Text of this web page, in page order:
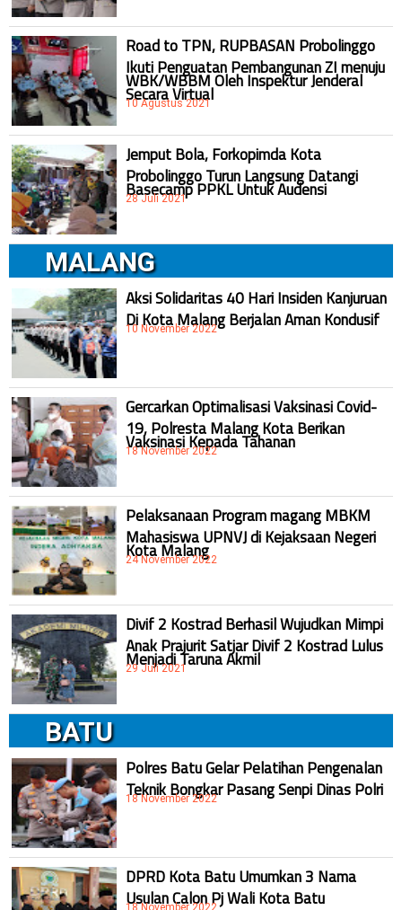
Road to TPN, RUPBASAN Probolinggo
Ikuti Penguatan Pembangunan ZI menuju
WBK/WBBM Oleh Inspektur Jenderal
Secara Virtual
10 Agustus 2021
Jemput Bola, Forkopimda Kota
Probolinggo Turun Langsung Datangi
Basecamp PPKL Untuk Audensi
28 Juli 2021
MALANG
Aksi Solidaritas 40 Hari Insiden Kanjuruan
Di Kota Malang Berjalan Aman Kondusif
10 November 2022
Gercarkan Optimalisasi Vaksinasi Covid-
19, Polresta Malang Kota Berikan
Vaksinasi Kepada Tahanan
18 November 2022
Pelaksanaan Program magang MBKM
Mahasiswa UPNVJ di Kejaksaan Negeri
Kota Malang
24 November 2022
Divif 2 Kostrad Berhasil Wujudkan Mimpi
Anak Prajurit Satjar Divif 2 Kostrad Lulus
Menjadi Taruna Akmil
29 Juli 2021
BATU
Polres Batu Gelar Pelatihan Pengenalan
Teknik Bongkar Pasang Senpi Dinas Polri
18 November 2022
DPRD Kota Batu Umumkan 3 Nama
Usulan Calon Pj Wali Kota Batu
18 November 2022